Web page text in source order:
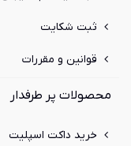
ثبت شکایت
قوانین و مقررات
محصولات پر طرفدار
خرید داکت اسپلیت